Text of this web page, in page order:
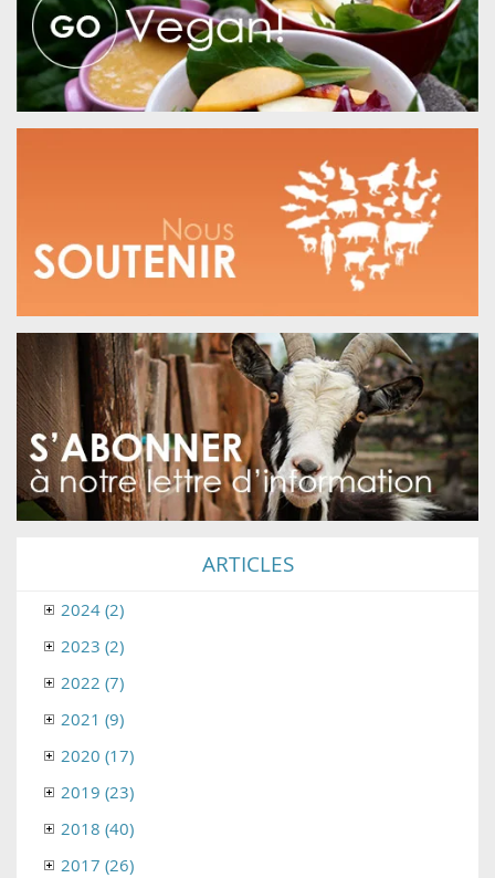
ARTICLES
2024 (2)
2023 (2)
2022 (7)
2021 (9)
2020 (17)
2019 (23)
2018 (40)
2017 (26)